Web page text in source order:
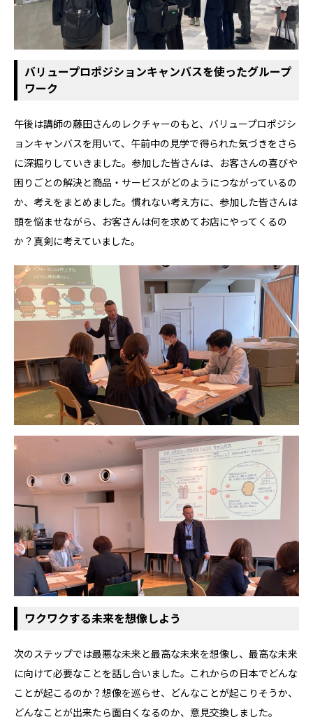
バリュープロポジションキャンバスを使ったグループ
ワーク
午後は講師の藤田さんのレクチャーのもと、バリュープロポジシ
ョンキャンバスを用いて、午前中の見学で得られた気づきをさら
に深掘りしていきました。参加した皆さんは、お客さんの喜びや
困りごとの解決と商品・サービスがどのようにつながっているの
か、考えをまとめました。慣れない考え方に、参加した皆さんは
頭を悩ませながら、お客さんは何を求めてお店にやってくるの
か？真剣に考えていました。
ワクワクする未来を想像しよう
次のステップでは最悪な未来と最高な未来を想像し、最高な未来
に向けて必要なことを話し合いました。これからの日本でどんな
ことが起こるのか？想像を巡らせ、どんなことが起こりそうか、
どんなことが出来たら面白くなるのか、意見交換しました。